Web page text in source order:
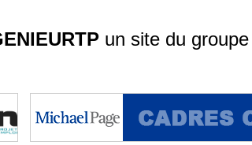
un site du groupe